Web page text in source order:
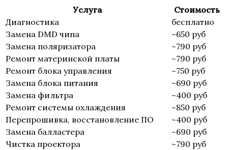
Услуга
Стоимость
Диагностика
бесплатно
Замена DMD чипа
~650 руб
Замена поляризатора
~790 руб
Ремонт материнской платы
~790 руб
Ремонт блока управления
~750 руб
Замена блока питания
~690 руб
Замена фильтра
~400 руб
Ремонт системы охлаждения
~850 руб
Перепрошивка, восстановление ПО
~400 руб
Замена балластера
~690 руб
Чистка проектора
~790 руб